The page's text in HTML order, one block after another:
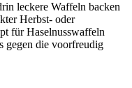
leckere Waffeln backen
Herbst- oder
für Haselnusswaffeln
gegen die voorfreudig